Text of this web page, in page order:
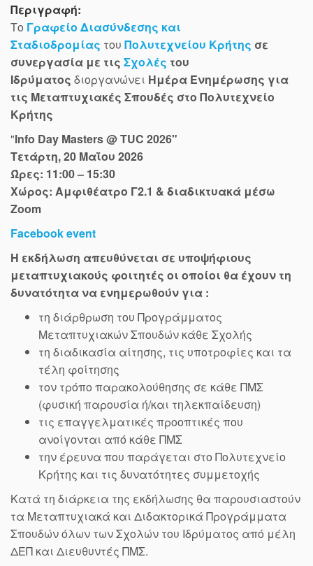
Περιγραφή:
Το Γραφείο Διασύνδεσης και
Σταδιοδρομίας του Πολυτεχνείου Κρήτης σε
συνεργασία με τις Σχολές του
Ιδρύματος διοργανώνει Ημέρα Ενημέρωσης για
τις Μεταπτυχιακές Σπουδές στο Πολυτεχνείο
Κρήτης
"Info Day Masters @ TUC 2026"
Τετάρτη, 20 Μαΐου 2026
Ώρες: 11:00 – 15:30
Χώρος: Αμφιθέατρο Γ2.1 & διαδικτυακά μέσω
Zoom
Facebook event
Η εκδήλωση απευθύνεται σε υποψήφιους
μεταπτυχιακούς φοιτητές οι οποίοι θα έχουν τη
δυνατότητα να ενημερωθούν για :
τη διάρθρωση του Προγράμματος
Μεταπτυχιακών Σπουδών κάθε Σχολής
τη διαδικασία αίτησης, τις υποτροφίες και τα
τέλη φοίτησης
τον τρόπο παρακολούθησης σε κάθε ΠΜΣ
(φυσική παρουσία ή/και τηλεκπαίδευση)
τις επαγγελματικές προοπτικές που
ανοίγονται από κάθε ΠΜΣ
την έρευνα που παράγεται στο Πολυτεχνείο
Κρήτης και τις δυνατότητες συμμετοχής
Κατά τη διάρκεια της εκδήλωσης θα παρουσιαστούν
τα Μεταπτυχιακά και Διδακτορικά Προγράμματα
Σπουδών όλων των Σχολών του Ιδρύματος από μέλη
ΔΕΠ και Διευθυντές ΠΜΣ.